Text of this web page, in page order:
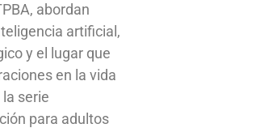
abordan
artificial,
y el lugar que
en la vida
serie
para adultos